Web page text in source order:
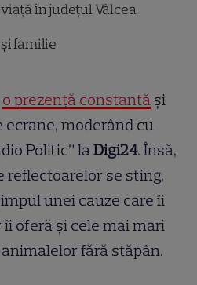
în județul Vâlcea
familie
o prezență constantă și
moderând cu
Politic” laDigi24. Însă,
reflectoarelor se sting,
unei cauze care îi
oferă și cele mai mari
fără stăpân.